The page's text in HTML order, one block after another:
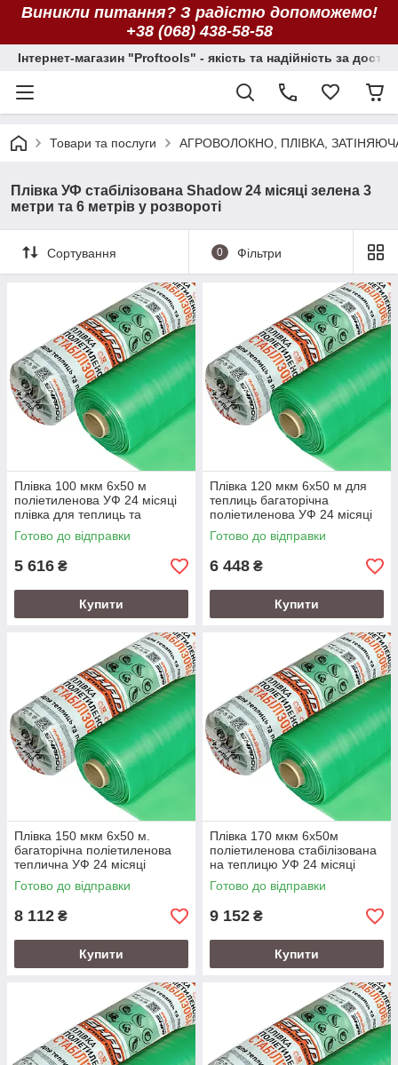
Виникли питання? З радістю допоможемо!
+38 (068) 438-58-58
Інтернет-магазин "Proftools" - якість та надійність за
Товари та послуги АГРОВОЛОКНО, ПЛІВКА,
Плівка УФ стабілізована Shadow 24 місяці зелена 3
метри та 6 метрів у розвороті
Сортування 0 Фільтри
Плівка 100 мкм 6х50 м
поліетиленова УФ 24 місяці
плівка для теплиць та
парників
Готово до відправки
5 616 ₴
Купити
Плівка 120 мкм 6х50 м для
теплиць багаторічна
поліетиленова УФ 24 місяці
Готово до відправки
6 448 ₴
Купити
Плівка 150 мкм 6х50 м.
багаторічна поліетиленова
теплична УФ 24 місяці
Готово до відправки
8 112 ₴
Купити
Плівка 170 мкм 6х50м
поліетиленова стабілізована
на теплицю УФ 24 місяці
Готово до відправки
9 152 ₴
Купити